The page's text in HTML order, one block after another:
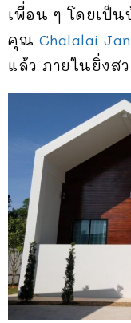
เพื่อน ๆ โดยเป็
คุณ Chalalai
แล้ว ภายในยิ่งส